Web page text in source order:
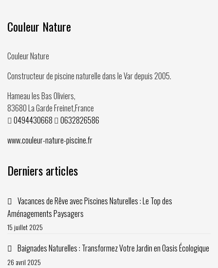
Couleur Nature
Couleur Nature
Constructeur de piscine naturelle dans le Var depuis2005.
Hameau les Bas Oliviers,
83680La Garde Freinet,France
0494430668
0632826586
www.couleur-nature-piscine.fr
Derniers articles
Vacances de Rêve avec Piscines Naturelles : Le Top des
Aménagements Paysagers
15 juillet 2025
Baignades Naturelles : Transformez Votre Jardin en Oasis Écologique
26 avril 2025